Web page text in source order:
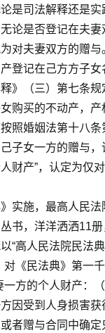
是司法解释还是实
论是否登记在夫妻
对夫妻双方的赠与
登记在己方方子
》（三）第七条规
购买的不动产，产
照婚姻法第十八条
子女一方的赠与，
财产”，认定为仅
实施，最高人民法
书，洋洋洒洒11
“高人民法院民法
对《民法典》第一千
一方的个人财产：
因受到人身损害获
者赠与合同中确定